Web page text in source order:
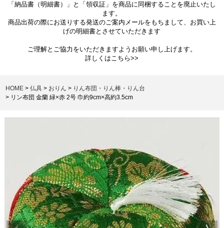
「納品書（明細書）」と「領収証」を商品に同梱することを廃止いたし
ます。
商品出荷の際にお送りする発送のご案内メールをもちまして、お買い上
げの明細書とさせていただきます
ご理解とご協力をいただきますようお願い申し上げます。
詳しくはこちら>>
HOME 仏具 おりん
りん布団・りん棒・りん台
リン布団 金蘭 緑×赤 2号 巾約9cm×高約3.5cm